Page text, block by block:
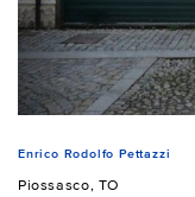
Enrico Rodolfo Pettazzi
Piossasco, TO